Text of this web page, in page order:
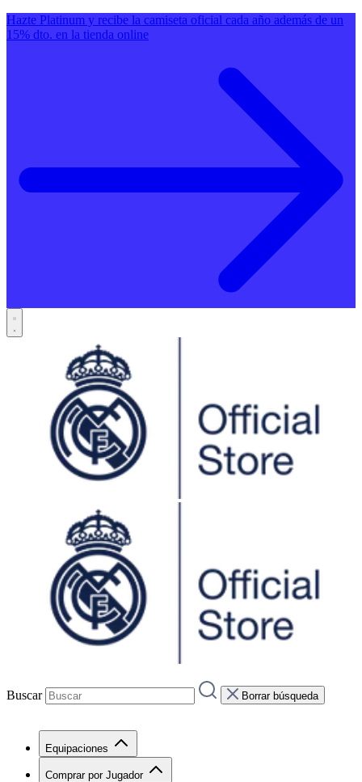
Hazte Platinum y recibe la camiseta oficial cada año además de un
15% dto. en la tienda online
Buscar Borrar búsqueda
Equipaciones
Comprar por Jugador